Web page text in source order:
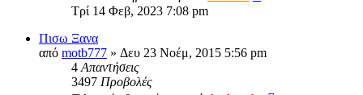
Τρί 14 Φεβ, 2023 7:08 pm
Πισω Ξανα
από motb777 » Δευ 23 Νοέμ, 2015 5:56 pm
4 Απαντήσεις
3497 Προβολές